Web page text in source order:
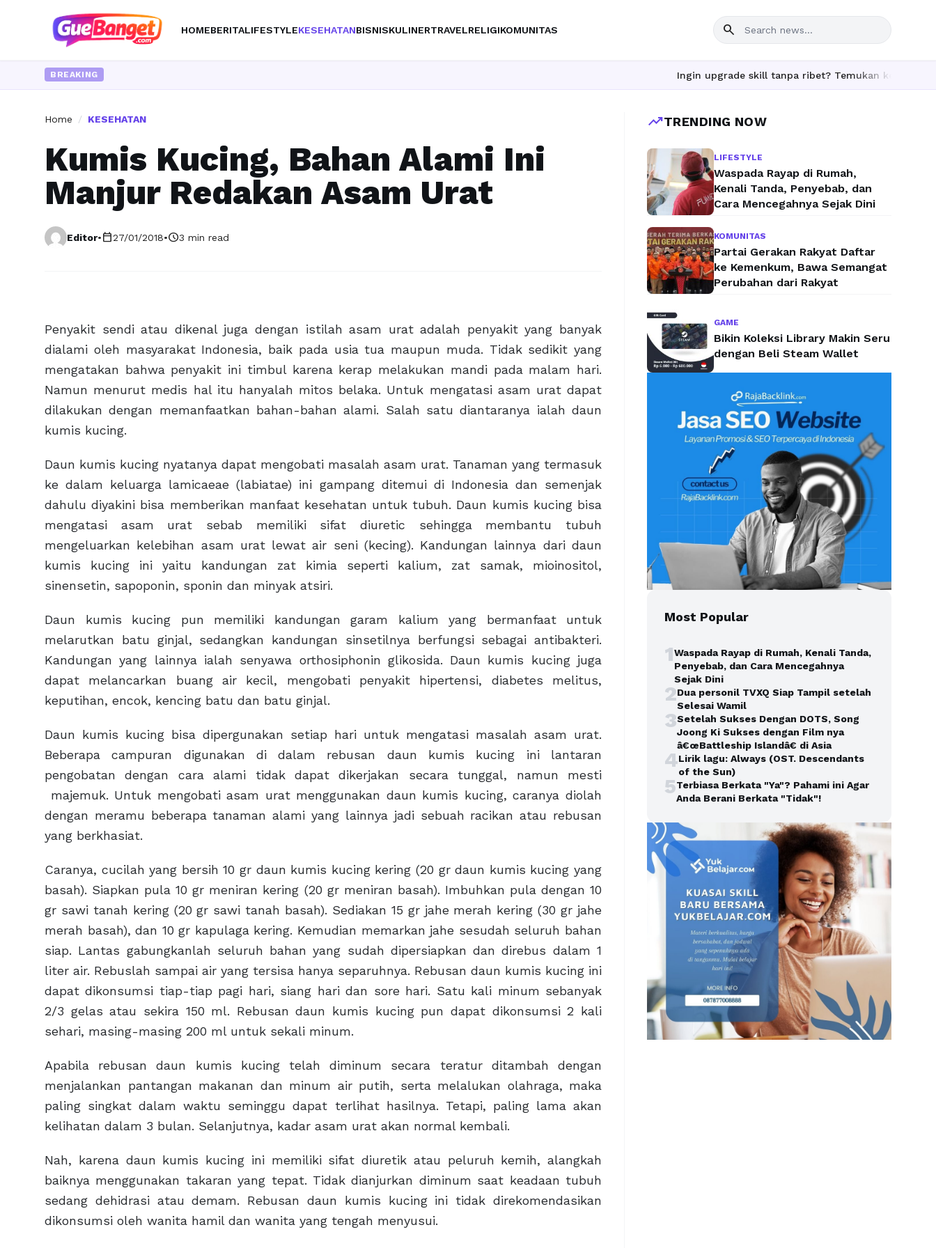
HOMEBERITALIFESTYLEKESEHATANBISNISKULINERTRAVELRELIGIKOMUNITAS search
BREAKING Ingin upgrade skill tanpa ribet? Temukan kelas seru dan
Home / KESEHATAN
Kumis Kucing, Bahan Alami Ini
Manjur Redakan Asam Urat
Editor•calendar_today27/01/2018•schedule3 min read
Penyakit sendi atau dikenal juga dengan istilah asam urat adalah penyakit yang banyak
dialami oleh masyarakat Indonesia, baik pada usia tua maupun muda. Tidak sedikit yang
mengatakan bahwa penyakit ini timbul karena kerap melakukan mandi pada malam hari.
Namun menurut medis hal itu hanyalah mitos belaka. Untuk mengatasi asam urat dapat
dilakukan dengan memanfaatkan bahan-bahan alami. Salah satu diantaranya ialah daun
kumis kucing.
Daun kumis kucing nyatanya dapat mengobati masalah asam urat. Tanaman yang termasuk
ke dalam keluarga lamicaeae (labiatae) ini gampang ditemui di Indonesia dan semenjak
dahulu diyakini bisa memberikan manfaat kesehatan untuk tubuh. Daun kumis kucing bisa
mengatasi asam urat sebab memiliki sifat diuretic sehingga membantu tubuh
mengeluarkan kelebihan asam urat lewat air seni (kecing). Kandungan lainnya dari daun
kumis kucing ini yaitu kandungan zat kimia seperti kalium, zat samak, mioinositol,
sinensetin, sapoponin, sponin dan minyak atsiri.
Daun kumis kucing pun memiliki kandungan garam kalium yang bermanfaat untuk
melarutkan batu ginjal, sedangkan kandungan sinsetilnya berfungsi sebagai antibakteri.
Kandungan yang lainnya ialah senyawa orthosiphonin glikosida. Daun kumis kucing juga
dapat melancarkan buang air kecil, mengobati penyakit hipertensi, diabetes melitus,
keputihan, encok, kencing batu dan batu ginjal.
Daun kumis kucing bisa dipergunakan setiap hari untuk mengatasi masalah asam urat.
Beberapa campuran digunakan di dalam rebusan daun kumis kucing ini lantaran
pengobatan dengan cara alami tidak dapat dikerjakan secara tunggal, namun mesti
majemuk. Untuk mengobati asam urat menggunakan daun kumis kucing, caranya diolah
dengan meramu beberapa tanaman alami yang lainnya jadi sebuah racikan atau rebusan
yang berkhasiat.
Caranya, cucilah yang bersih 10 gr daun kumis kucing kering (20 gr daun kumis kucing yang
basah). Siapkan pula 10 gr meniran kering (20 gr meniran basah). Imbuhkan pula dengan 10
gr sawi tanah kering (20 gr sawi tanah basah). Sediakan 15 gr jahe merah kering (30 gr jahe
merah basah), dan 10 gr kapulaga kering. Kemudian memarkan jahe sesudah seluruh bahan
siap. Lantas gabungkanlah seluruh bahan yang sudah dipersiapkan dan direbus dalam 1
liter air. Rebuslah sampai air yang tersisa hanya separuhnya. Rebusan daun kumis kucing ini
dapat dikonsumsi tiap-tiap pagi hari, siang hari dan sore hari. Satu kali minum sebanyak
2/3 gelas atau sekira 150 ml. Rebusan daun kumis kucing pun dapat dikonsumsi 2 kali
sehari, masing-masing 200 ml untuk sekali minum.
Apabila rebusan daun kumis kucing telah diminum secara teratur ditambah dengan
menjalankan pantangan makanan dan minum air putih, serta melalukan olahraga, maka
paling singkat dalam waktu seminggu dapat terlihat hasilnya. Tetapi, paling lama akan
kelihatan dalam 3 bulan. Selanjutnya, kadar asam urat akan normal kembali.
Nah, karena daun kumis kucing ini memiliki sifat diuretik atau peluruh kemih, alangkah
baiknya menggunakan takaran yang tepat. Tidak dianjurkan diminum saat keadaan tubuh
sedang dehidrasi atau demam. Rebusan daun kumis kucing ini tidak direkomendasikan
dikonsumsi oleh wanita hamil dan wanita yang tengah menyusui.
trending_upTRENDING NOW
LIFESTYLE
Waspada Rayap di Rumah,
Kenali Tanda, Penyebab, dan
Cara Mencegahnya Sejak Dini
KOMUNITAS
Partai Gerakan Rakyat Daftar
ke Kemenkum, Bawa Semangat
Perubahan dari Rakyat
GAME
Bikin Koleksi Library Makin Seru
dengan Beli Steam Wallet
Most Popular
1Waspada Rayap di Rumah, Kenali Tanda,
Penyebab, dan Cara Mencegahnya
Sejak Dini
2Dua personil TVXQ Siap Tampil setelah
Selesai Wamil
3Setelah Sukses Dengan DOTS, Song
Joong Ki Sukses dengan Film nya
â€œBattleship Islandâ€ di Asia
4Lirik lagu: Always (OST. Descendants
of the Sun)
5Terbiasa Berkata "Ya"? Pahami ini Agar
Anda Berani Berkata "Tidak"!